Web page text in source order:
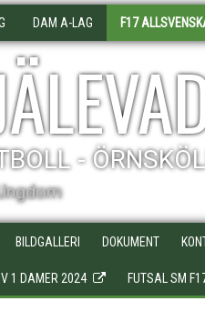
DAM A-LAG F17
-
BILDGALLERI DOKUMENT
1 DAMER 2024 FUTSAL SM